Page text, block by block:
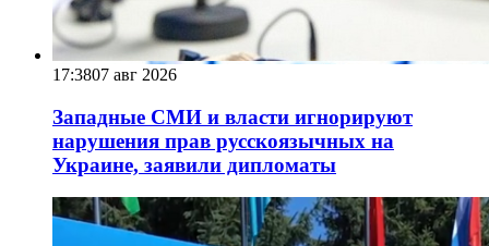
17:3807 авг 2026
Западные СМИ и власти игнорируют
нарушения прав русскоязычных на
Украине, заявили дипломаты